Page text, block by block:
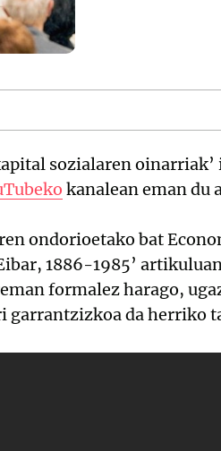
sozialaren
kanalean eman du
ondorioetako bat
1886-1985’
formalez harago,
da herriko